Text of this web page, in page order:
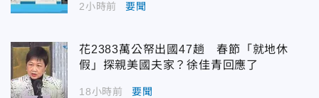
2小時前 要聞
花2383萬公帑出國47趟 春節「就地休
假」探親美國夫家？徐佳青回應了
18小時前 要聞